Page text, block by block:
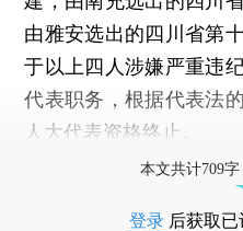
由雅安选出的四川省第
于以上四人涉嫌严重违
代表职务，根据代表法
人大代表资格终止。
本文共计709
登录 后获取